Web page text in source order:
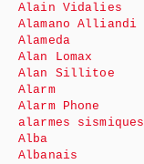
Alain Vidalies
Alamano Alliandi
Alameda
Alan Lomax
Alan Sillitoe
Alarm
Alarm Phone
alarmes sismiques
Alba
Albanais